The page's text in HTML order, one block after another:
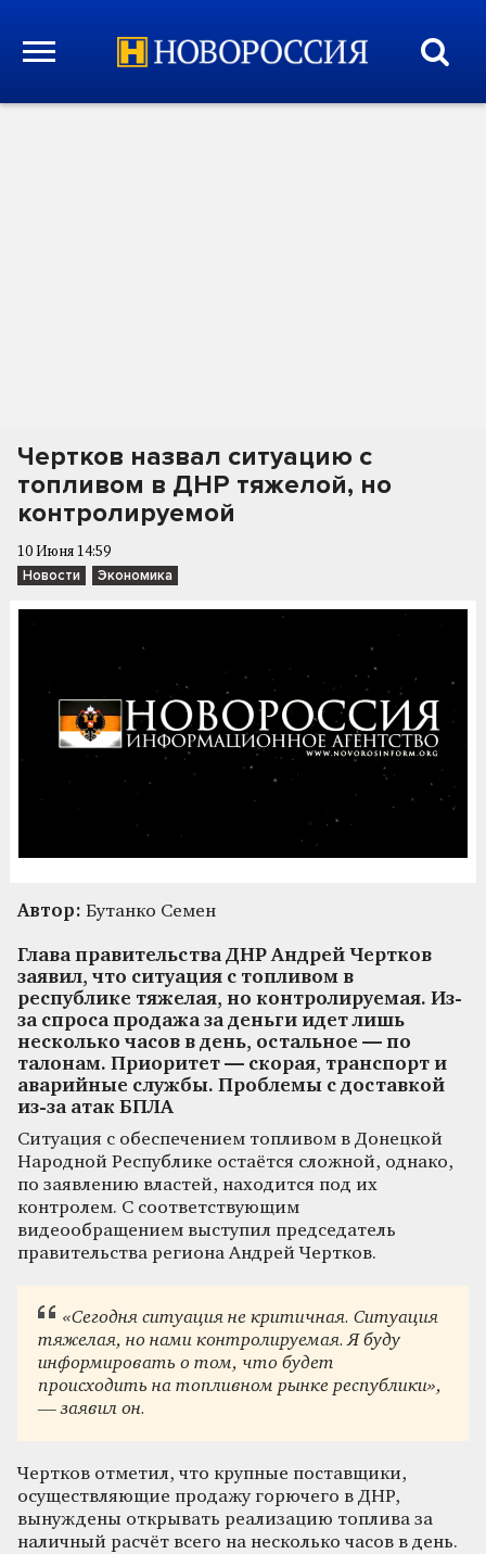
Чертков назвал ситуацию с
топливом в ДНР тяжелой, но
контролируемой
10 Июня 14:59
Новости Экономика
Автор: Бутанко Семен
Глава правительства ДНР Андрей Чертков
заявил, что ситуация с топливом в
республике тяжелая, но контролируемая. Из-
за спроса продажа за деньги идет лишь
несколько часов в день, остальное — по
талонам. Приоритет — скорая, транспорт и
аварийные службы. Проблемы с доставкой
из-за атак БПЛА
Ситуация с обеспечением топливом в Донецкой
Народной Республике остаётся сложной, однако,
по заявлению властей, находится под их
контролем. С соответствующим
видеообращением выступил председатель
правительства региона Андрей Чертков.
«Сегодня ситуация не критичная. Ситуация
тяжелая, но нами контролируемая. Я буду
информировать о том, что будет
происходить на топливном рынке республики»,
— заявил он.
Чертков отметил, что крупные поставщики,
осуществляющие продажу горючего в ДНР,
вынуждены открывать реализацию топлива за
наличный расчёт всего на несколько часов в день.